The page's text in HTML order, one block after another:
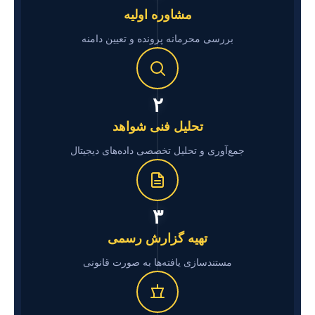
مشاوره اولیه
بررسی محرمانه پرونده و تعیین دامنه
۲
تحلیل فنی شواهد
جمع‌آوری و تحلیل تخصصی داده‌های دیجیتال
۳
تهیه گزارش رسمی
مستندسازی یافته‌ها به صورت قانونی